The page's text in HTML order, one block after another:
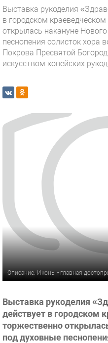
Выставка рукоделия
в городском
открылась накануне
песнопения солисток хора
Покрова Пресвятой
искусством копейских
Описание: Иконы - главная
Выставка рукоделия
действует в городском
торжественно
под духовные